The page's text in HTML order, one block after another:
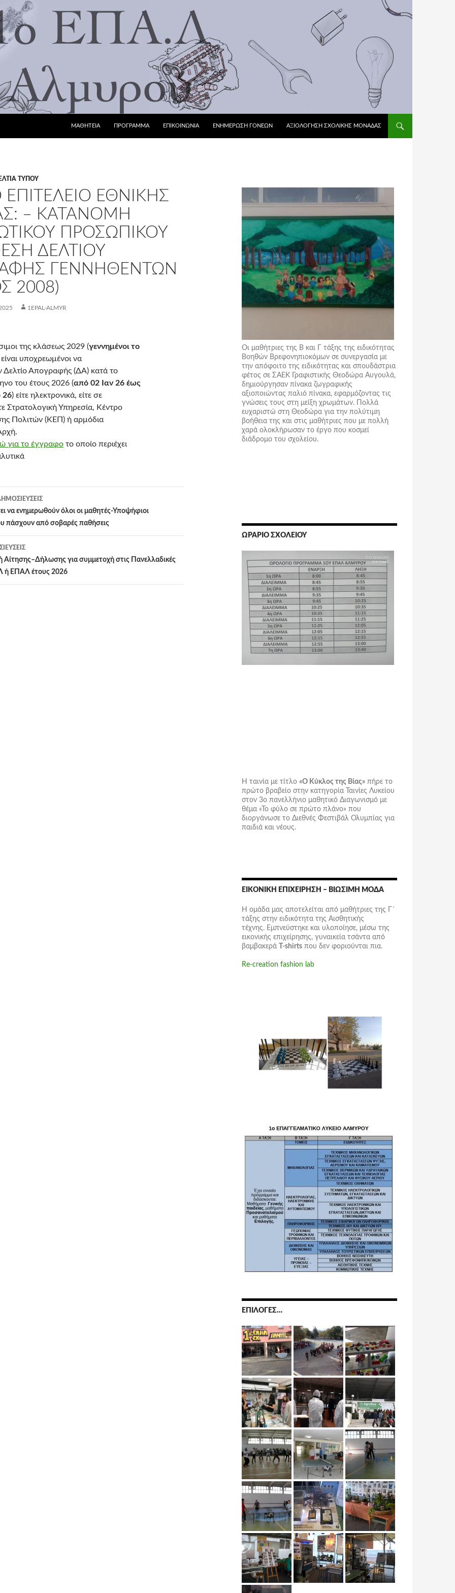
ΜΑΘΗΤΕΙΑ
ΠΡΟΓΡΑΜΜΑ ΕΠΙΚΟΙΝΩΝΙΑ ΕΝΗΜΕΡΩΣΗ ΓΟΝΕΩΝ ΑΞΙΟΛΌΓΗΣΗ ΣΧΟΛΙΚΉΣ ΜΟΝΆΔΑΣ
ΤΎΠΟΥ
ΕΠΙΤΕΛΕΙΟ ΕΘΝΙΚΗΣ
– ΚΑΤΑΝΟΜΉ
ΠΡΟΣΩΠΙΚΟΎ
ΔΕΛΤΊΟΥ
ΓΕΝΝΗΘΈΝΤΩΝ
2008)
1EPAL-ALMYR
της κλάσεως 2029 (γεννημένοι το
είναι υποχρεωμένοι να
Δελτίο Απογραφής (ΔΑ) κατά το
του έτους 2026 (από 02 Ιαν 26 έως
26) είτε ηλεκτρονικά, είτε σε
Στρατολογική Υπηρεσία, Κέντρο
Πολιτών (ΚΕΠ) ή αρμόδια
για το έγγραφο το οποίο περιέχει
να ενημερωθούν όλοι οι μαθητές-Υποψήφιοι
πάσχουν από σοβαρές παθήσεις
για συμμετοχή στις Πανελλαδικές
ή ΕΠΑΛ έτους 2026
Οι μαθήτριες της Β και Γ τάξης της ειδικότητας
Βοηθών Βρεφονηπιοκόμων σε συνεργασία με
την απόφοιτο της ειδικότητας και σπουδάστρια
φέτος σε ΣΑΕΚ Γραφιστικής Θεοδώρα Αυγουλά,
δημιούργησαν πίνακα ζωγραφικής
αξιοποιώντας παλιό πίνακα, εφαρμόζοντας τις
γνώσεις τους στη μείξη χρωμάτων. Πολλά
ευχαριστώ στη Θεοδώρα για την πολύτιμη
βοήθεια της και στις μαθήτριες που με πολλή
χαρά ολοκλήρωσαν το έργο που κοσμεί
διάδρομο του σχολείου.
ΩΡΆΡΙΟ ΣΧΟΛΕΊΟΥ
Η ταινία με τίτλο «Ο Κύκλος της Βίας» πήρε το
πρώτο βραβείο στην κατηγορία Ταινίες Λυκείου
στον 3ο πανελλήνιο μαθητικό Διαγωνισμό με
θέμα «Το φύλο σε πρώτο πλάνο» που
διοργάνωσε το Διεθνές Φεστιβάλ Ολυμπίας για
παιδιά και νέους.
ΕΙΚΟΝΙΚΉ ΕΠΙΧΕΊΡΗΣΗ – ΒΙΏΣΙΜΗ ΜΌΔΑ
Η ομάδα μας αποτελείται από μαθήτριες της Γ΄
τάξης στην ειδικότητα της Αισθητικής
τέχνης. Εμπνεύστηκε και υλοποίησε, μέσω της
εικονικής επιχείρησης, γυναικεία τσάντα από
βαμβακερά
T-shirts που δεν φοριούνται πια.
Re-creation fashion lab
ΕΠΙΛΟΓΈΣ…